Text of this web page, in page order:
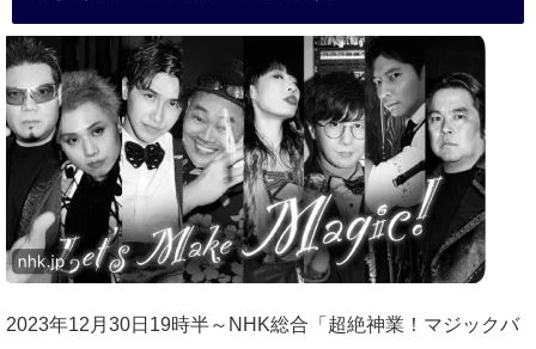
2023年12月30日19時半～NHK総合「超絶神業！マジックバ